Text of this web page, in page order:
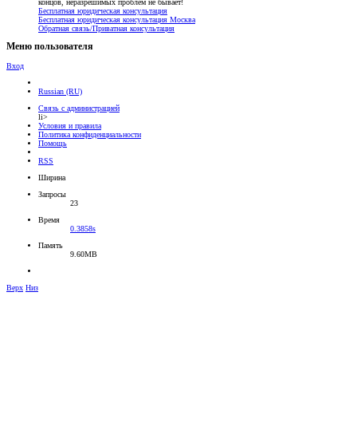
Бесплатная юридическая консультация
Бесплатная юридическая консультация Москва
Обратная связь/Приватная консультация
Меню пользователя
Вход
Russian (RU)
Связь с администрацией
li>
Условия и правила
Политика конфиденциальности
Помощь
RSS
Ширина
Запросы
23
Время
0.3858s
Память
9.60MB
Верх Низ